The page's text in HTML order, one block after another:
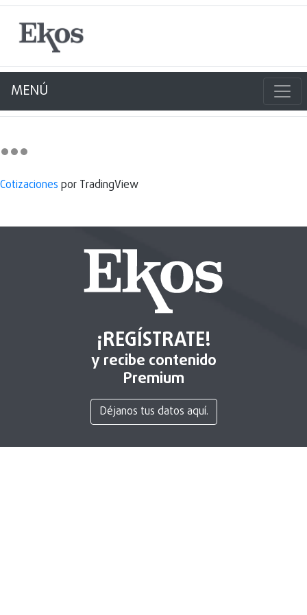
MENÚ
Cotizaciones por TradingView
¡REGÍSTRATE!
y recibe contenido
Premium
Déjanos tus datos aquí.